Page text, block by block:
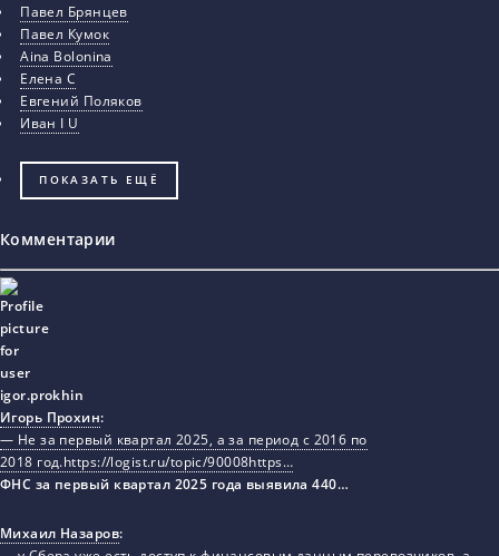
Павел Брянцев
Павел Кумок
Aina Bolonina
Елена С
Евгений Поляков
Иван I U
ПОКАЗАТЬ ЕЩЁ
Комментарии
Игорь Прохин:
— Не за первый квартал 2025, а за период с 2016 по
2018 год.https://logist.ru/topic/90008https…
ФНС за первый квартал 2025 года выявила 440…
Михаил Назаров: